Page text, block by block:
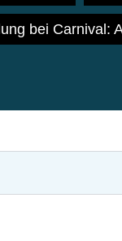
bei Carnival: